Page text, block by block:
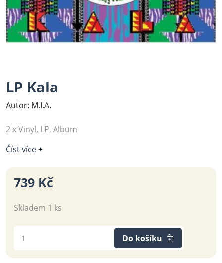
LP Kala
Autor: M.I.A.
2 x Vinyl, LP, Album
Číst více +
739 Kč
Skladem 1 ks
Do košíku